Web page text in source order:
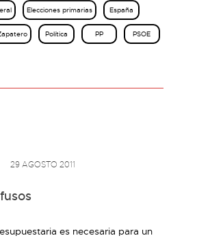
Elecciones primarias España
Política PP PSOE
29 AGOSTO 2011
es necesaria para un